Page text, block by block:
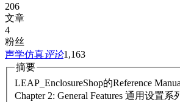
206
文章
4
粉丝
声学仿真评论1,163
摘要
LEAP_EnclosureShop的Reference
Chapter 2: General Features 通用设置系